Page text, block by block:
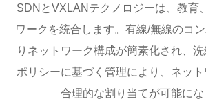
SDNとVXLANテクノロジーは、教育
ワークを統合します。有線/無線のコ
りネットワーク構成が簡素化され、
ポリシーに基づく管理により、ネッ
合理的な割り当てが可能にな